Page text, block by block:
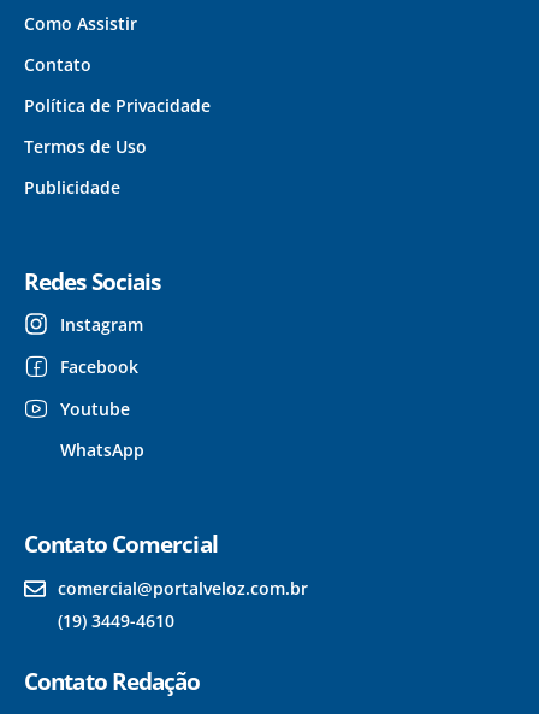
Como Assistir
Contato
Política de Privacidade
Termos de Uso
Publicidade
Redes Sociais
Instagram
Facebook
Youtube
WhatsApp
Contato Comercial
comercial@portalveloz.com.br
(19) 3449-4610
Contato Redação